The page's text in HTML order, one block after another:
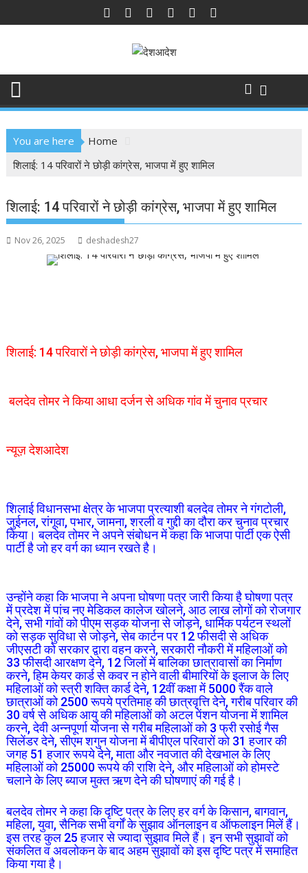
to
You are here
Home
शिलाई: 14 परिवारों ने छोड़ी कांग्रेस, भाजपा में हुए शामिल
शिलाई: 14 परिवारों ने छोड़ी कांग्रेस, भाजपा में हुए शामिल
Nov 26, 2025 deshadesh27
शिलाई: 14 परिवारों ने छोड़ी कांग्रेस, भाजपा में हुए शामिल
बलदेव तोमर ने किया आधा दर्जन से अधिक गांव में चुनाव प्रचार
न्यूज़ देशआदेश
शिलाई विधानसभा क्षेत्र के भाजपा प्रत्याशी बलदेव तोमर ने गंगटोली,
जुईनल, रांगूवा, पभार, जामना, शरली व गुद्दी का दौरा कर चुनाव प्रचार
किया। बलदेव तोमर ने अपने संबोधन में कहा कि भाजपा पार्टी एक ऐसी
पार्टी है जो हर वर्ग का ध्यान रखते है।
उन्होंने कहा कि भाजपा ने अपना घोषणा पत्र जारी किया है घोषणा पत्र
में प्रदेश में पांच नए मेडिकल कालेज खोलने, आठ लाख लोगों को रोजगार
देने, सभी गांवों को पीएम सड़क योजना से जोड़ने, धार्मिक पर्यटन स्थलों
को सड़क सुविधा से जोड़ने, सेब कार्टन पर 12 फीसदी से अधिक
जीएसटी को सरकार द्वारा वहन करने, सरकारी नौकरी में महिलाओं को
33 फीसदी आरक्षण देने, 12 जिलों में बालिका छात्रावासों का निर्माण
करने, हिम केयर कार्ड से कवर न होने वाली बीमारियों के इलाज के लिए
महिलाओं को स्त्री शक्ति कार्ड देने, 12वीं कक्षा में 5000 रैंक वाले
छात्राओं को 2500 रूपये प्रतिमाह की छात्रवृत्ति देने, गरीब परिवार की
30 वर्ष से अधिक आयु की महिलाओं को अटल पेंशन योजना में शामिल
करने, देवी अन्नपूर्णा योजना से गरीब महिलाओं को 3 फ्री रसोई गैस
सिलेंडर देने, सीएम शगुन योजना में बीपीएल परिवारों को 31 हजार की
जगह 51 हजार रूपये देने, माता और नवजात की देखभाल के लिए
महिलाओं को 25000 रूपये की राशि देने, और महिलाओं को होमस्टे
चलाने के लिए ब्याज मुक्त ऋण देने की घोषणाएं की गई है।
बलदेव तोमर ने कहा कि दृष्टि पत्र के लिए हर वर्ग के किसान, बागवान,
महिला, युवा, सैनिक सभी वर्गों के सुझाव ऑनलाइन व ऑफलाइन मिलें हैं।
इस तरह कुल 25 हजार से ज्यादा सुझाव मिले हैं। इन सभी सुझावों को
संकलित व अवलोकन के बाद अहम सुझावों को इस दृष्टि पत्र में समाहित
किया गया है।